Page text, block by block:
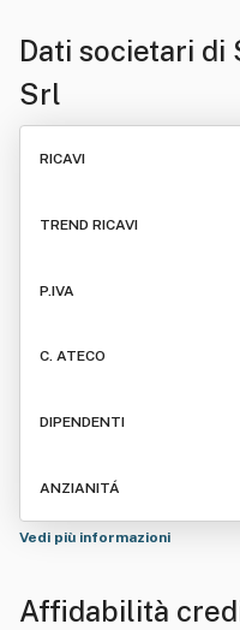
Dati societari di
Srl
RICAVI
TREND RICAVI
P.IVA
C. ATECO
DIPENDENTI
ANZIANITÁ
Vedi più informazioni
Affidabilità